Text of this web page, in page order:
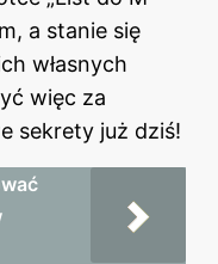
a stanie się
własnych
więc za
sekrety już dziś!